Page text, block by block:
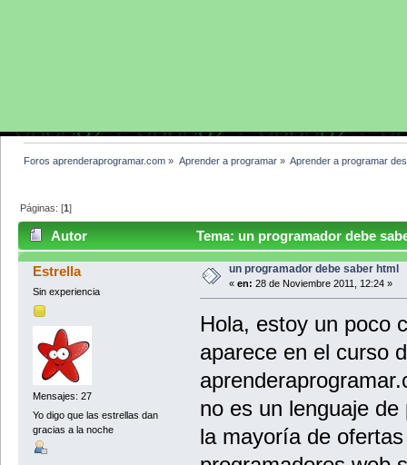
Foros aprenderaprogramar.com » Aprender a programar» Aprender a programar
Páginas: [1]
Autor Tema: un programador debe
Estrella
Sin experiencia
Mensajes: 27
Yo digo que las estrellas dan
gracias a la noche
un programador debe saber html
« en: 28 de Noviembre 2011, 12:24 »
Hola, estoy un poco
aparece en el curso
no es un lenguaje
la mayoría de